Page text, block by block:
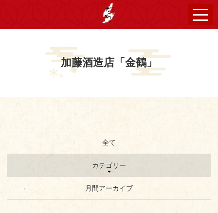
加藤酒造店「金鶴」
全て
カテゴリー
月間アーカイブ